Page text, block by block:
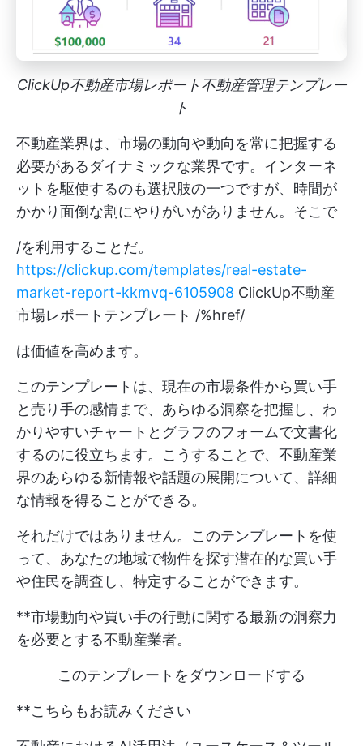
ClickUp不動産市場レポート不動産管理テンプレー
ト
不動産業界は、市場の動向や動向を常に把握する
必要があるダイナミックな業界です。インターネ
ットを駆使するのも選択肢の一つですが、時間が
かかり面倒な割にやりがいがありません。そこで
/を利用することだ。
https://clickup.com/templates/real-estate-
market-report-kkmvq-6105908 ClickUp不動産
市場レポートテンプレート /%href/
は価値を高めます。
このテンプレートは、現在の市場条件から買い手
と売り手の感情まで、あらゆる洞察を把握し、わ
かりやすいチャートとグラフのフォームで文書化
するのに役立ちます。こうすることで、不動産業
界のあらゆる新情報や話題の展開について、詳細
な情報を得ることができる。
それだけではありません。このテンプレートを使
って、あなたの地域で物件を探す潜在的な買い手
や住民を調査し、特定することができます。
**市場動向や買い手の行動に関する最新の洞察力
を必要とする不動産業者。
このテンプレートをダウンロードする
**こちらもお読みください